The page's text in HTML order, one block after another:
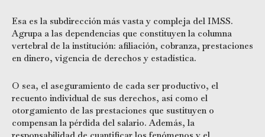
Esa es la subdirección más vasta y compleja del IMSS.
Agrupa a las dependencias que constituyen la columna
vertebral de la institución: afiliación, cobranza, prestaciones
en dinero, vigencia de derechos y estadística.
O sea, el aseguramiento de cada ser productivo, el
recuento individual de sus derechos, así como el
otorgamiento de las prestaciones que sustituyen o
compensan la pérdida del salario. Además, la